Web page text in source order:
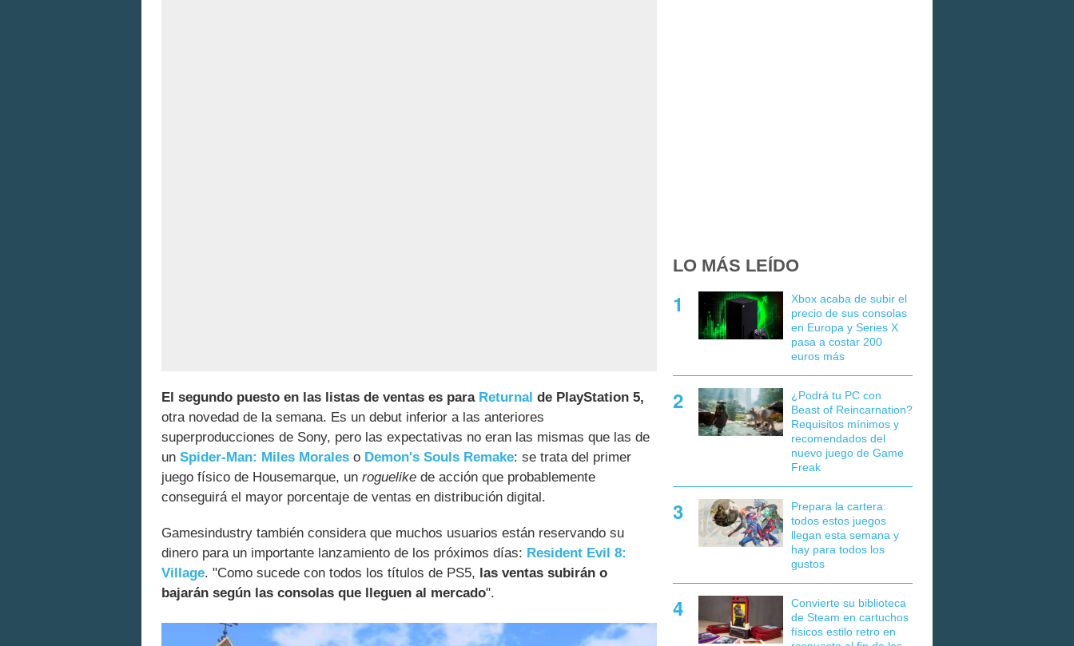
El segundo puesto en las listas de ventas es para Returnal de PlayStation 5,
otra novedad de la semana. Es un debut inferior a las anteriores
superproducciones de Sony, pero las expectativas no eran las mismas que las de
un Spider-Man: Miles Morales o Demon's Souls Remake: se trata del primer
juego físico de Housemarque, un roguelike de acción que probablemente
conseguirá el mayor porcentaje de ventas en distribución digital.
Gamesindustry también considera que muchos usuarios están reservando su
dinero para un importante lanzamiento de los próximos días: Resident Evil 8:
Village. "Como sucede con todos los títulos de PS5, las ventas subirán o
bajarán según las consolas que lleguen al mercado".
LO MÁS LEÍDO
Xbox acaba de subir el
precio de sus consolas
en Europa y Series X
pasa a costar 200
euros más
¿Podrá tu PC con
Beast of Reincarnation?
Requisitos mínimos y
recomendados del
nuevo juego de Game
Freak
Prepara la cartera:
todos estos juegos
llegan esta semana y
hay para todos los
gustos
Convierte su biblioteca
de Steam en cartuchos
físicos estilo retro en